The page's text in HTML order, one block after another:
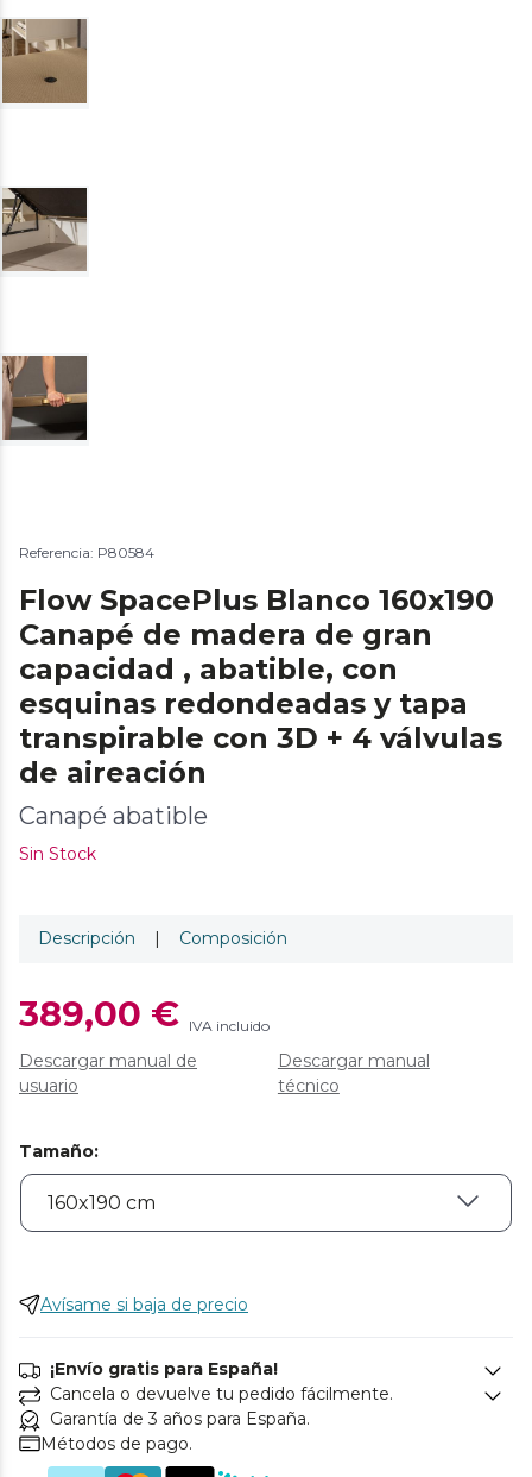
Referencia: P80584
Flow SpacePlus Blanco 160x190
Canapé de madera de gran
capacidad , abatible, con
esquinas redondeadas y tapa
transpirable con 3D + 4 válvulas
de aireación
Canapé abatible
Sin Stock
Descripción | Composición
389,00 € IVA incluido
Descargar manual de
usuario
Descargar manual
técnico
Tamaño:
Avísame si baja de precio
¡Envío gratis para España!
Cancela o devuelve tu pedido fácilmente.
Garantía de 3 años para España.
Métodos de pago.